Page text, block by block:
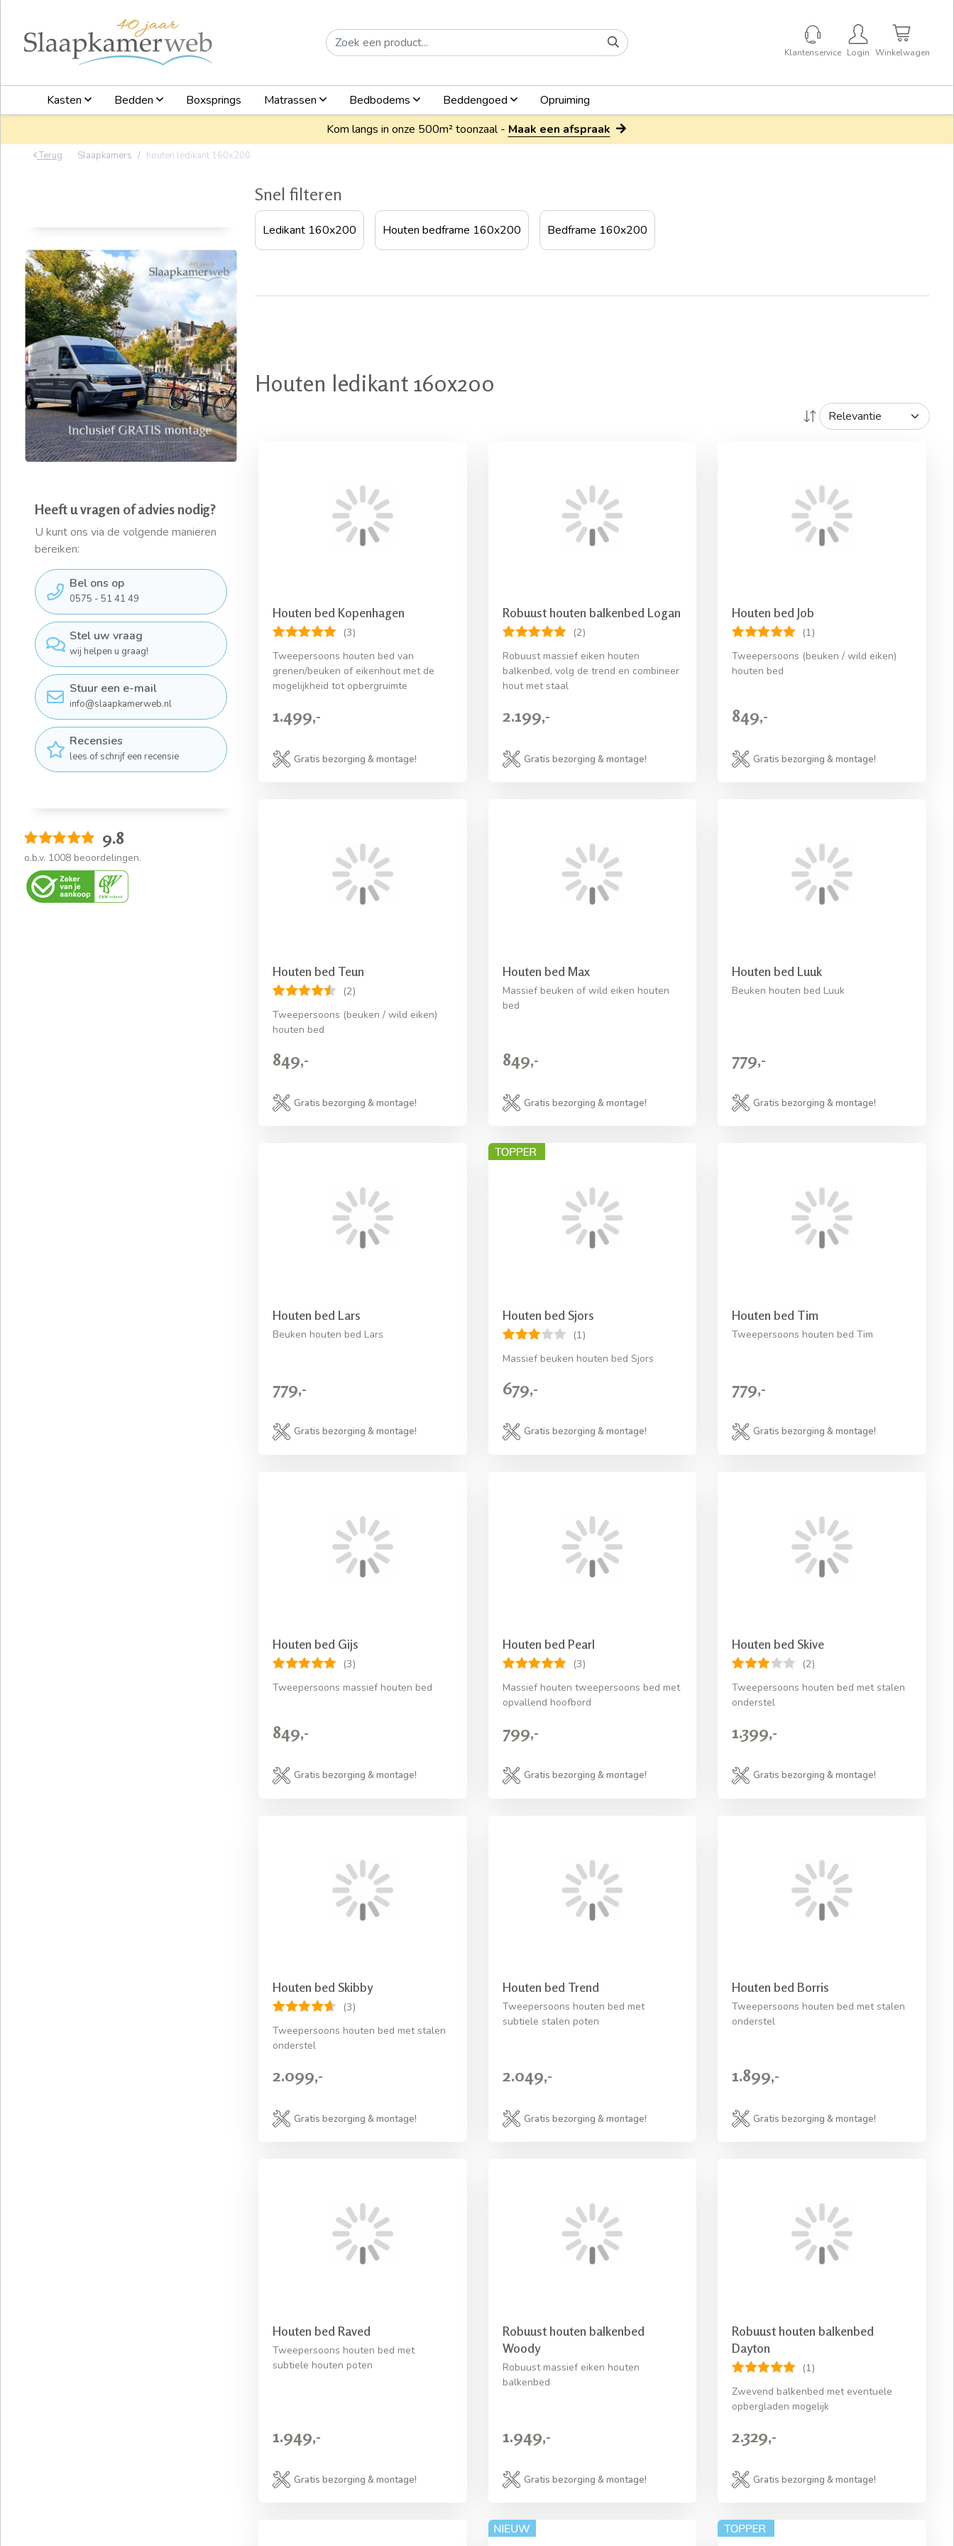
Klantenservice Login Winkelwagen
Kasten Bedden Boxsprings Matrassen Bedbodems Beddengoed
Opruiming
Kom langs in onze 500m² toonzaal - Maak een afspraak
Terug Slaapkamers houten ledikant 160x200
Heeft u vragen of advies nodig?
U kunt ons via de volgende manieren
bereiken:
Bel ons op
0575 - 51 41 49
Stel uw vraag
wij helpen u graag!
Stuur een e-mail
info@slaapkamerweb.nl
Recensies
lees of schrijf een recensie
9.8
o.b.v. 1008 beoordelingen.
Snel filteren
Ledikant 160x200 Houten bedframe 160x200 Bedframe 160x200
Houten ledikant 160x200
Houten bed Kopenhagen
(3)
Tweepersoons houten bed van
grenen/beuken of eikenhout met de
mogelijkheid tot opbergruimte
1.499,-
Gratis bezorging & montage!
Robuust houten balkenbed Logan
(2)
Robuust massief eiken houten
balkenbed, volg de trend en combineer
hout met staal
2.199,-
Gratis bezorging & montage!
Houten bed Job
(1)
Tweepersoons (beuken / wild eiken)
houten bed
849,-
Gratis bezorging & montage!
Houten bed Teun
(2)
Tweepersoons (beuken / wild eiken)
houten bed
849,-
Gratis bezorging & montage!
Houten bed Max
Massief beuken of wild eiken houten
bed
849,-
Gratis bezorging & montage!
Houten bed Luuk
Beuken houten bed Luuk
779,-
Gratis bezorging & montage!
Houten bed Lars
Beuken houten bed Lars
779,-
Gratis bezorging & montage!
Houten bed Sjors
(1)
Massief beuken houten bed Sjors
679,-
Gratis bezorging & montage!
Houten bed Tim
Tweepersoons houten bed Tim
779,-
Gratis bezorging & montage!
Houten bed Gijs
(3)
Tweepersoons massief houten bed
849,-
Gratis bezorging & montage!
Houten bed Pearl
(3)
Massief houten tweepersoons bed met
opvallend hoofbord
799,-
Gratis bezorging & montage!
Houten bed Skive
(2)
Tweepersoons houten bed met stalen
onderstel
1.399,-
Gratis bezorging & montage!
Houten bed Skibby
(3)
Tweepersoons houten bed met stalen
onderstel
2.099,-
Gratis bezorging & montage!
Houten bed Trend
Tweepersoons houten bed met
subtiele stalen poten
2.049,-
Gratis bezorging & montage!
Houten bed Borris
Tweepersoons houten bed met stalen
onderstel
1.899,-
Gratis bezorging & montage!
Houten bed Raved
Tweepersoons houten bed met
subtiele houten poten
1.949,-
Gratis bezorging & montage!
Robuust houten balkenbed
Woody
Robuust massief eiken houten
balkenbed
1.949,-
Gratis bezorging & montage!
Robuust houten balkenbed
Dayton
(1)
Zwevend balkenbed met eventuele
opbergladen mogelijk
2.329,-
Gratis bezorging & montage!